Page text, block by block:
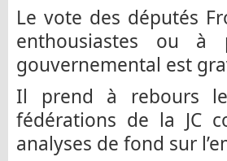
Le vote des députés
enthousiastes ou
gouvernemental est
Il prend à rebours
fédérations de la JC
analyses de fond sur